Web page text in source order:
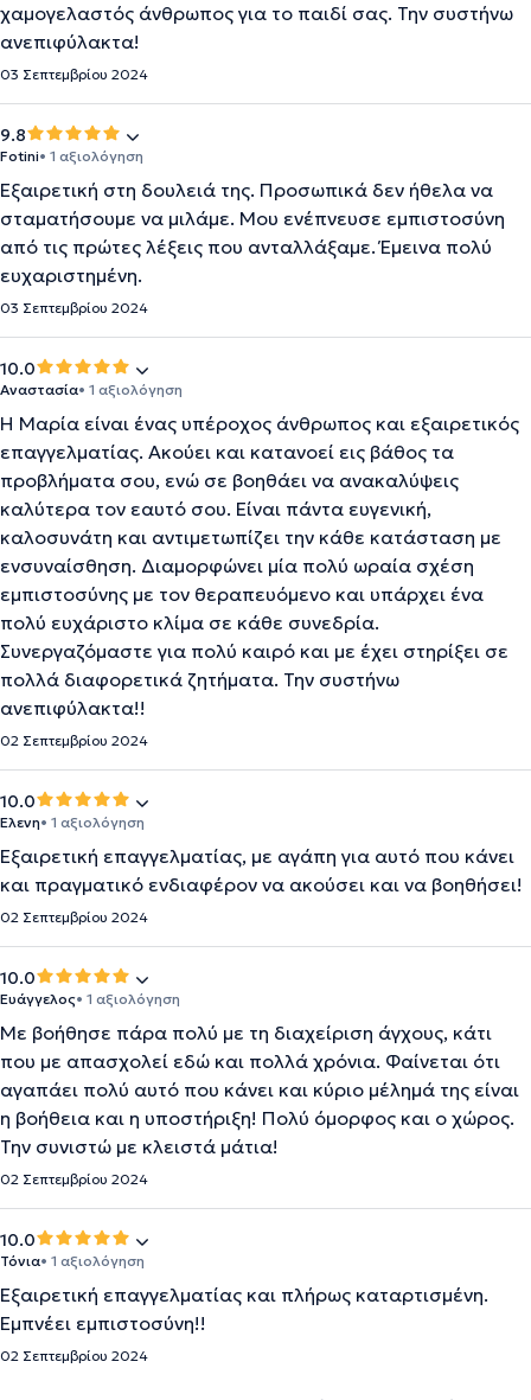
χαμογελαστός άνθρωπος για το παιδί σας. Την συστήνω
ανεπιφύλακτα!
03 Σεπτεμβρίου 2024
9.8
Fotini• 1 αξιολόγηση
Εξαιρετική στη δουλειά της. Προσωπικά δεν ήθελα να
σταματήσουμε να μιλάμε. Μου ενέπνευσε εμπιστοσύνη
από τις πρώτες λέξεις που ανταλλάξαμε. Έμεινα πολύ
ευχαριστημένη.
03 Σεπτεμβρίου 2024
10.0
Αναστασία• 1 αξιολόγηση
Η Μαρία είναι ένας υπέροχος άνθρωπος και εξαιρετικός
επαγγελματίας. Ακούει και κατανοεί εις βάθος τα
προβλήματα σου, ενώ σε βοηθάει να ανακαλύψεις
καλύτερα τον εαυτό σου. Είναι πάντα ευγενική,
καλοσυνάτη και αντιμετωπίζει την κάθε κατάσταση με
ενσυναίσθηση. Διαμορφώνει μία πολύ ωραία σχέση
εμπιστοσύνης με τον θεραπευόμενο και υπάρχει ένα
πολύ ευχάριστο κλίμα σε κάθε συνεδρία.
Συνεργαζόμαστε για πολύ καιρό και με έχει στηρίξει σε
πολλά διαφορετικά ζητήματα. Την συστήνω
ανεπιφύλακτα!!
02 Σεπτεμβρίου 2024
10.0
Ελενη• 1 αξιολόγηση
Εξαιρετική επαγγελματίας, με αγάπη για αυτό που κάνει
και πραγματικό ενδιαφέρον να ακούσει και να βοηθήσει!
02 Σεπτεμβρίου 2024
10.0
Ευάγγελος• 1 αξιολόγηση
Με βοήθησε πάρα πολύ με τη διαχείριση άγχους, κάτι
που με απασχολεί εδώ και πολλά χρόνια. Φαίνεται ότι
αγαπάει πολύ αυτό που κάνει και κύριο μέλημά της είναι
η βοήθεια και η υποστήριξη! Πολύ όμορφος και ο χώρος.
Την συνιστώ με κλειστά μάτια!
02 Σεπτεμβρίου 2024
10.0
Τόνια• 1 αξιολόγηση
Εξαιρετική επαγγελματίας και πλήρως καταρτισμένη.
Εμπνέει εμπιστοσύνη!!
02 Σεπτεμβρίου 2024